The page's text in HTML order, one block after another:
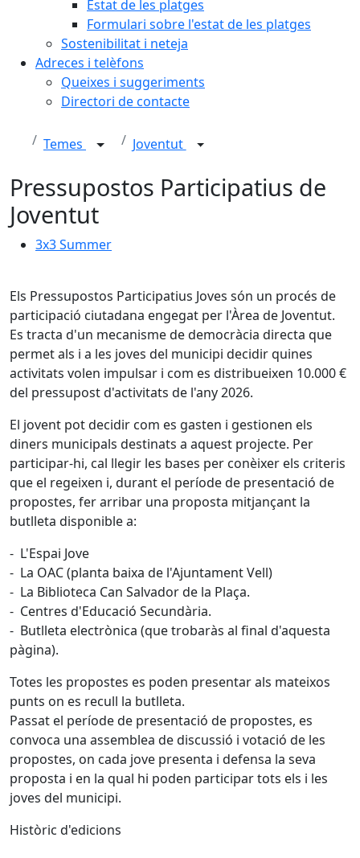
Estat de les platges
Formulari sobre l'estat de les platges
Sostenibilitat i neteja
Adreces i telèfons
Queixes i suggeriments
Directori de contacte
Temes Joventut
Pressupostos Participatius de
Joventut
3x3 Summer
Els Pressupostos Participatius Joves són un procés de
participació ciutadana engegat per l'Àrea de Joventut.
Es tracta d'un mecanisme de democràcia directa que
permet als i a les joves del municipi decidir quines
activitats volen impulsar i com es distribueixen 10.000 €
del pressupost d'activitats de l'any 2026.
El jovent pot decidir com es gasten i gestionen els
diners municipals destinats a aquest projecte. Per
participar-hi, cal llegir les bases per conèixer els criteris
que el regeixen i, durant el període de presentació de
propostes, fer arribar una proposta mitjançant la
butlleta disponible a:
- L'Espai Jove
- La OAC (planta baixa de l'Ajuntament Vell)
- La Biblioteca Can Salvador de la Plaça.
- Centres d'Educació Secundària.
- Butlleta electrònica (que trobaràs al final d'aquesta
pàgina).
Totes les propostes es poden presentar als mateixos
punts on es recull la butlleta.
Passat el període de presentació de propostes, es
convoca una assemblea de discussió i votació de les
propostes, on cada jove presenta i defensa la seva
proposta i en la qual hi poden participar tots els i les
joves del municipi.
Històric d'edicions